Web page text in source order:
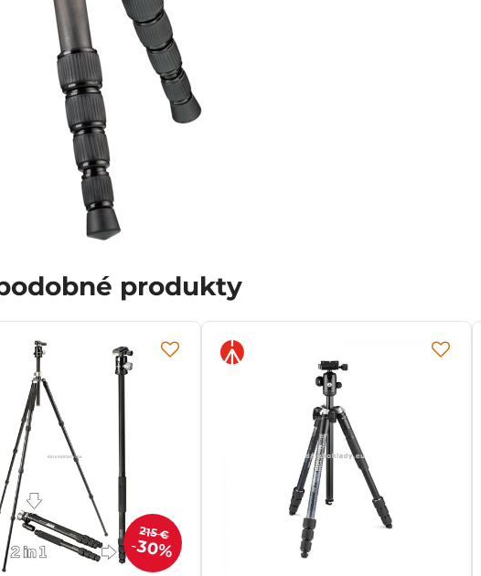
produkty
215 €
30%